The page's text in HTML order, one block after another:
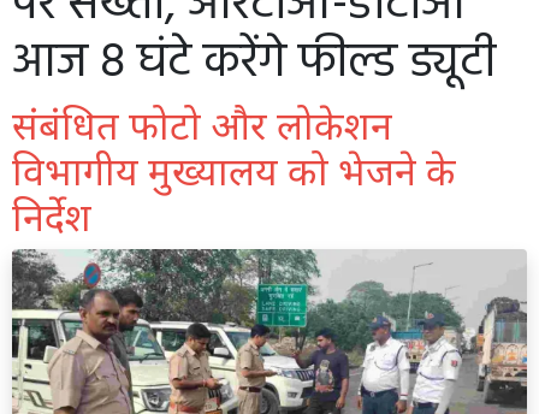
आज 8 घंटे करेंगे फील्ड ड्यूटी
संबंधित फोटो और लोकेशन
विभागीय मुख्यालय को भेजने के
निर्देश